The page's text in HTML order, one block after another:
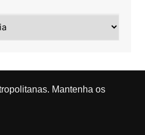
Mantenha os